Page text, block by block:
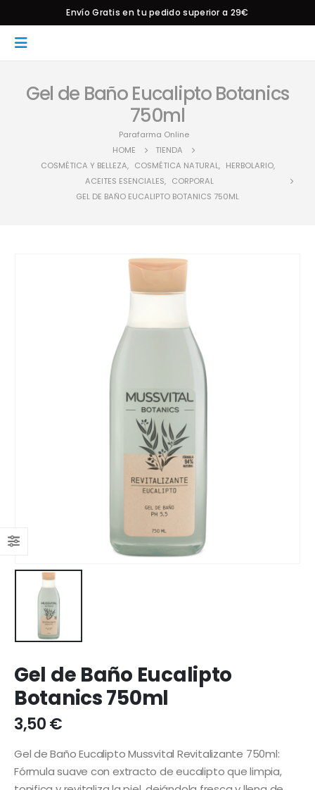
Envío Gratis en tu pedido superior a 29€
Gel de Baño Eucalipto Botanics
750ml
Parafarma Online
HOME
TIENDA
COSMÉTICA Y BELLEZA, COSMÉTICA NATURAL, HERBOLARIO,
ACEITES ESENCIALES, CORPORAL
GEL DE BAÑO EUCALIPTO BOTANICS 750ML
Gel de Baño Eucalipto
Botanics 750ml
3,50€
Gel de Baño Eucalipto Mussvital Revitalizante 750ml:
Fórmula suave con extracto de eucalipto que limpia,